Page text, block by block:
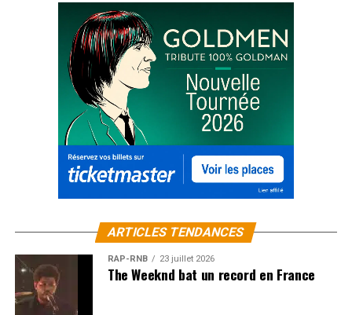
ARTICLES TENDANCES
RAP-RNB 23 juillet 2026
The Weeknd bat un record en France